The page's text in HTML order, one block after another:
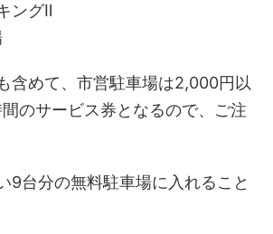
ングⅡ
含めて、市営駐車場は2,000円以
間のサービス券となるので、ご注
9台分の無料駐車場に入れること